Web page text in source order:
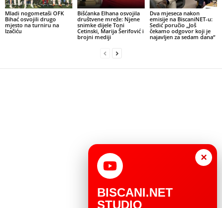
Mladi nogometaši OFK
Bihać osvojili drugo
mjesto na turniru na
Izačiću
Bišćanka Elhana osvojila
društvene mreže: Njene
snimke dijele Toni
Cetinski, Marija Šerifović i
brojni mediji
Dva mjeseca nakon
emisije na BiscaniNET-u:
Sedić poručio „Još
čekamo odgovor koji je
najavljen za sedam dana“
×
BISCANI.NET
STUDIO